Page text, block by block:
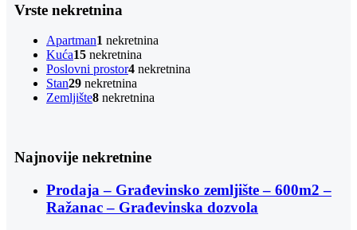
Vrste nekretnina
Apartman1 nekretnina
Kuća15 nekretnina
Poslovni prostor4 nekretnina
Stan29 nekretnina
Zemljište8 nekretnina
Najnovije nekretnine
Prodaja – Građevinsko zemljište – 600m2 –
Ražanac – Građevinska dozvola